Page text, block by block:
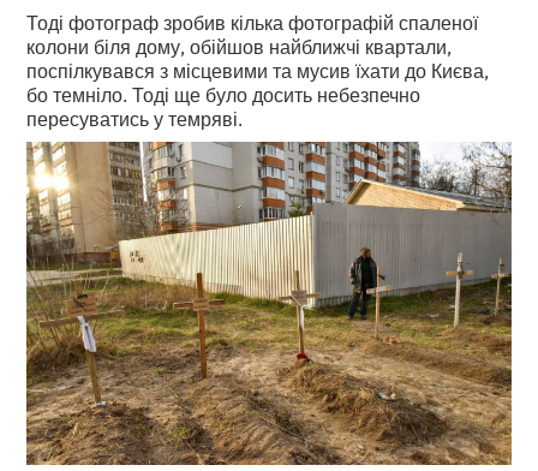
Тоді фотограф зробив кілька фотографій спаленої
колони біля дому, обійшов найближчі квартали,
поспілкувався з місцевими та мусив їхати до Києва,
бо темніло. Тоді ще було досить небезпечно
пересуватись у темряві.